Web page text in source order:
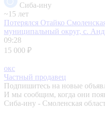
Сиба-ину
~15 лет
Потерялся Отайко
муниципальный округ, с.
09:28
15 000 ₽
окс
Частный продавец
Подпишитесь на новые
И мы сообщим, когда они
Сиба-ину - Смоленская